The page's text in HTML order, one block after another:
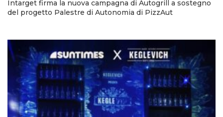
Intarget firma la nuova campagna di Autogrill a sostegno
del progetto Palestre di Autonomia di PizzAut